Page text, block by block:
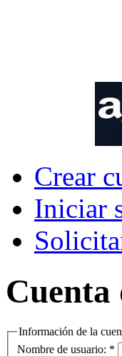
Crear
Iniciar
Cuenta
Información de la
Nombre de usuario: *